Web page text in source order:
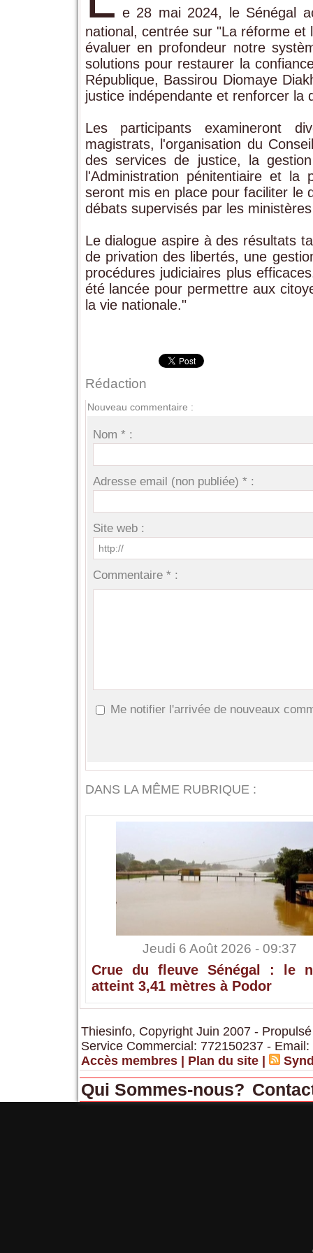
e 28 mai 2024, le Sénégal
national, centrée sur "La réforme
évaluer en profondeur notre
solutions pour restaurer la
République, Bassirou Diomaye
justice indépendante et renforcer la
Les participants examineront
magistrats, l'organisation du
des services de justice, la
l'Administration pénitentiaire et
seront mis en place pour faciliter le
débats supervisés par les
Le dialogue aspire à des résultats
de privation des libertés, une
procédures judiciaires plus
été lancée pour permettre aux
la vie nationale."
Rédaction
Nouveau commentaire :
Nom * :
Adresse email (non publiée) * :
Site web :
Commentaire * :
Me notifier l'arrivée de nouveaux
DANS LA MÊME RUBRIQUE :
Jeudi 6 Août 2026 - 09:37
Crue du fleuve Sénégal : le
atteint 3,41 mètres à Podor
Thiesinfo, Copyright Juin 2007 -
Service Commercial: 772150237 -
Accès membres | Plan du site |
Qui Sommes-nous?